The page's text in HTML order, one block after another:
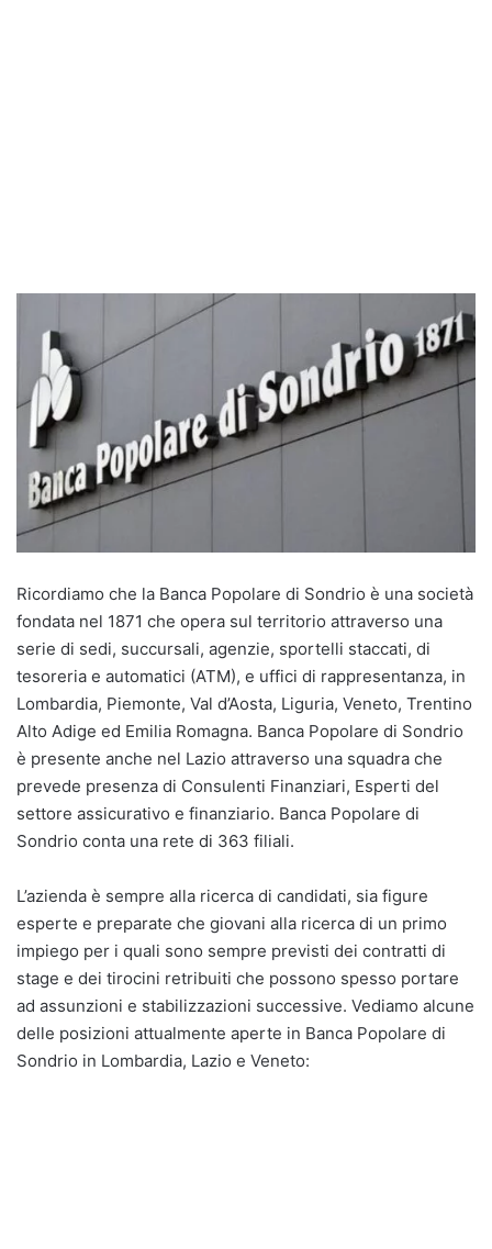
Ricordiamo che la Banca Popolare di Sondrio è una società
fondata nel 1871 che opera sul territorio attraverso una
serie di sedi, succursali, agenzie, sportelli staccati, di
tesoreria e automatici (ATM), e uffici di rappresentanza, in
Lombardia, Piemonte, Val d’Aosta, Liguria, Veneto, Trentino
Alto Adige ed Emilia Romagna. Banca Popolare di Sondrio
è presente anche nel Lazio attraverso una squadra che
prevede presenza di Consulenti Finanziari, Esperti del
settore assicurativo e finanziario. Banca Popolare di
Sondrio conta una rete di 363 filiali.
L’azienda è sempre alla ricerca di candidati, sia figure
esperte e preparate che giovani alla ricerca di un primo
impiego per i quali sono sempre previsti dei contratti di
stage e dei tirocini retribuiti che possono spesso portare
ad assunzioni e stabilizzazioni successive. Vediamo alcune
delle posizioni attualmente aperte in Banca Popolare di
Sondrio in Lombardia, Lazio e Veneto: